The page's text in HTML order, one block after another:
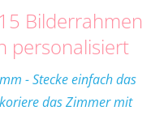
Bilderrahmen
personalisiert
- Stecke einfach das
das Zimmer mit